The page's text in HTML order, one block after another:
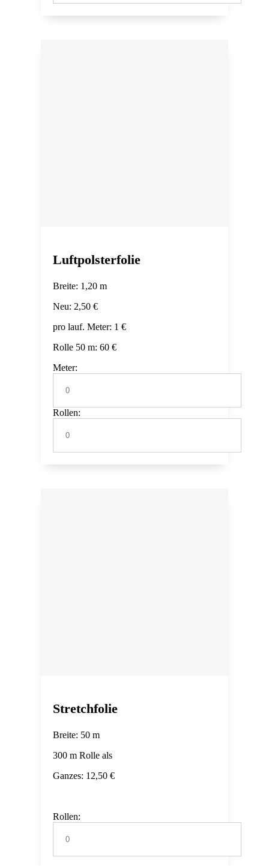
Luftpolsterfolie
Breite: 1,20 m
Neu: 2,50 €
pro lauf. Meter: 1 €
Rolle 50 m: 60 €
Meter:
Rollen:
Stretchfolie
Breite: 50 m
300 m Rolle als
Ganzes: 12,50 €
Rollen: